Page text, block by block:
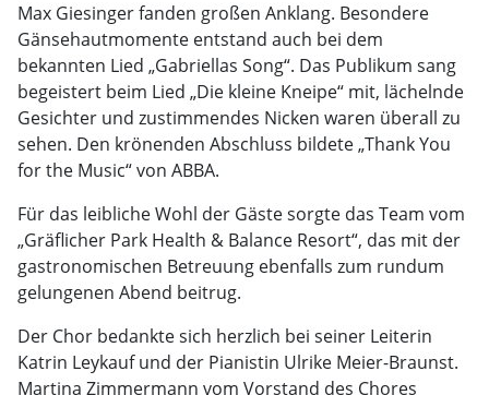
Max Giesinger fanden großen Anklang. Besondere
Gänsehautmomente entstand auch bei dem
bekannten Lied „Gabriellas Song“. Das Publikum sang
begeistert beim Lied „Die kleine Kneipe“ mit, lächelnde
Gesichter und zustimmendes Nicken waren überall zu
sehen. Den krönenden Abschluss bildete „Thank You
for the Music“ von ABBA.
Für das leibliche Wohl der Gäste sorgte das Team vom
„Gräflicher Park Health & Balance Resort“, das mit der
gastronomischen Betreuung ebenfalls zum rundum
gelungenen Abend beitrug.
Der Chor bedankte sich herzlich bei seiner Leiterin
Katrin Leykauf und der Pianistin Ulrike Meier-Braunst.
Martina Zimmermann vom Vorstand des Chores